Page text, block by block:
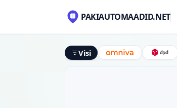
PAKIAUTOMAADID.NET
Visi Omniva DPD